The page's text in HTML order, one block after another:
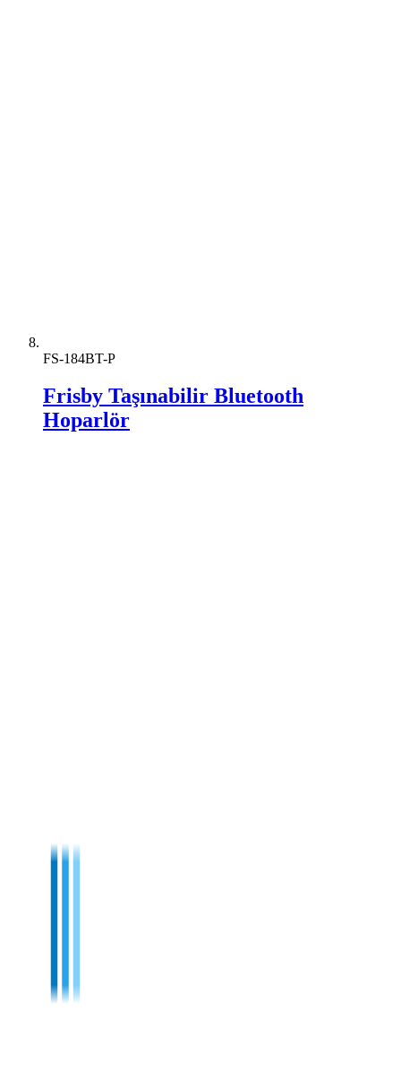
FS-184BT-P
Frisby Taşınabilir Bluetooth
Hoparlör